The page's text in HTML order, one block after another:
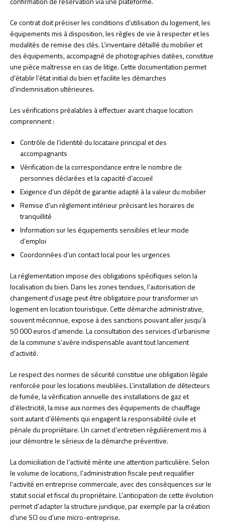
Ce contrat doit préciser les conditions d’utilisation du logement, les
équipements mis à disposition, les règles de vie à respecter et les
modalités de remise des clés. L’inventaire détaillé du mobilier et
des équipements, accompagné de photographies datées, constitue
une pièce maîtresse en cas de litige. Cette documentation permet
d’établir l’état initial du bien et facilite les démarches
d’indemnisation ultérieures.
Les vérifications préalables à effectuer avant chaque location
comprennent :
Contrôle de l’identité du locataire principal et des
accompagnants
Vérification de la correspondance entre le nombre de
personnes déclarées et la capacité d’accueil
Exigence d’un dépôt de garantie adapté à la valeur du mobilier
Remise d’un règlement intérieur précisant les horaires de
tranquillité
Information sur les équipements sensibles et leur mode
d’emploi
Coordonnées d’un contact local pour les urgences
La réglementation impose des obligations spécifiques selon la
localisation du bien. Dans les zones tendues, l’autorisation de
changement d’usage peut être obligatoire pour transformer un
logement en location touristique. Cette démarche administrative,
souvent méconnue, expose à des sanctions pouvant aller jusqu’à
50 000 euros d’amende. La consultation des services d’urbanisme
de la commune s’avère indispensable avant tout lancement
d’activité.
Le respect des normes de sécurité constitue une obligation légale
renforcée pour les locations meublées. L’installation de détecteurs
de fumée, la vérification annuelle des installations de gaz et
d’électricité, la mise aux normes des équipements de chauffage
sont autant d’éléments qui engagent la responsabilité civile et
pénale du propriétaire. Un carnet d’entretien régulièrement mis à
jour démontre le sérieux de la démarche préventive.
La domiciliation de l’activité mérite une attention particulière. Selon
le volume de locations, l’administration fiscale peut requalifier
l’activité en entreprise commerciale, avec des conséquences sur le
statut social et fiscal du propriétaire. L’anticipation de cette évolution
permet d’adapter la structure juridique, par exemple par la création
d’une SCI ou d’une micro-entreprise.